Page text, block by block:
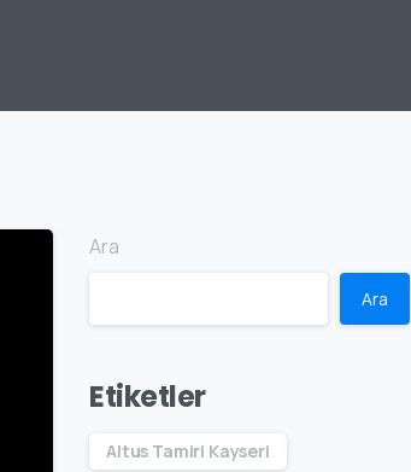
Ara
Ara
Etiketler
Altus Tamiri Kayseri